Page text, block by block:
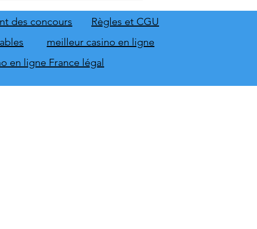
Smart Board 1150 et le Smart
Terminal ST-1150
Règles et CGU
des concours
meilleur casino en ligne
en ligne France légal